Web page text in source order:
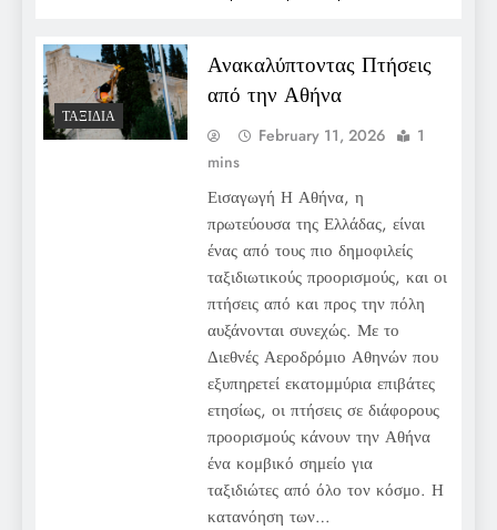
ΤΑΞΊΔΙΑ
Ανακαλύπτοντας Πτήσεις
από την Αθήνα
February 11, 2026
1
mins
Εισαγωγή Η Αθήνα, η
πρωτεύουσα της Ελλάδας, είναι
ένας από τους πιο δημοφιλείς
ταξιδιωτικούς προορισμούς, και οι
πτήσεις από και προς την πόλη
αυξάνονται συνεχώς. Με το
Διεθνές Αεροδρόμιο Αθηνών που
εξυπηρετεί εκατομμύρια επιβάτες
ετησίως, οι πτήσεις σε διάφορους
προορισμούς κάνουν την Αθήνα
ένα κομβικό σημείο για
ταξιδιώτες από όλο τον κόσμο. Η
κατανόηση των…